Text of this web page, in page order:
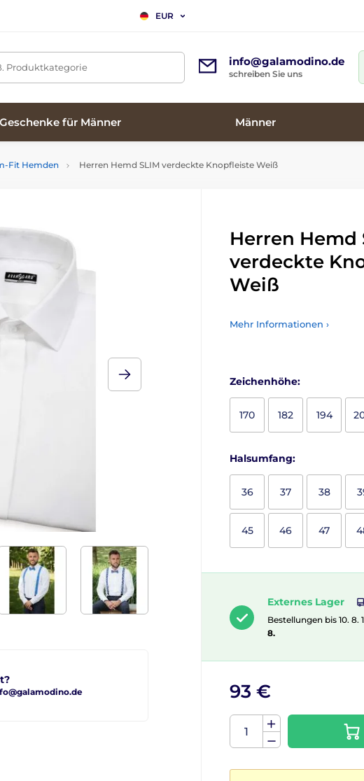
EUR
Produktkategorie info@galamodino.de
schreiben Sie uns
Geschenke für Männer Männer
Fit Hemden Herren Hemd SLIM verdeckte Knopfleiste Weiß
Herren Hemd
verdeckte
Weiß
Mehr Informationen ›
Zeichenhöhe:
170 182 194
Halsumfang:
36 37 38
45 46 47
Externes Lager
Bestellungen bis 10. 8.
8.
93 €